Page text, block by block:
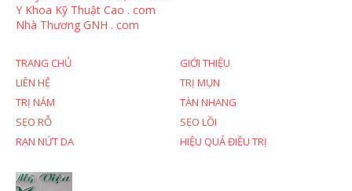
Y Khoa Kỹ Thuật Cao . com
Nhà Thương GNH . com
TRANG CHỦ
GIỚI THIỆU
LIÊN HỆ
TRỊ MỤN
TRỊ NÁM
TÀN NHANG
SẸO RỖ
SẸO LỒI
RẠN NỨT DA
HIỆU QUẢ ĐIỀU TRỊ